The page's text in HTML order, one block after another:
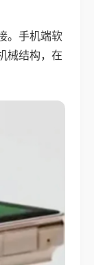
。手机端软
械结构，在